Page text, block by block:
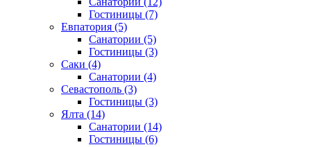
Гостиницы (7)
Евпатория (5)
Санатории (5)
Гостиницы (3)
Саки (4)
Санатории (4)
Севастополь (3)
Гостиницы (3)
Ялта (14)
Санатории (14)
Гостиницы (6)